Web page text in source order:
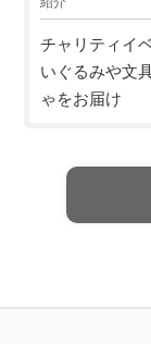
チャリティイ
いぐるみや文
ゃをお届け